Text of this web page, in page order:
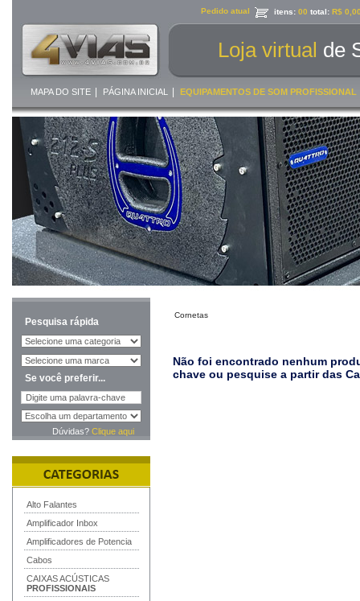
Pedido atual itens: 00 total: R$
Loja virtual de
MAPA DO SITE PÁGINA INICIAL EQUIPAMENTOS DE SOM PROFISSIONAL
Pesquisa rápida
Se você preferir...
Dúvidas? Clique aqui
Alto Falantes
Amplificador Inbox
Amplificadores de Potencia
Cabos
CAIXAS ACÚSTICAS
PROFISSIONAIS
Cornetas
Não foi encontrado nenhum
chave ou pesquise a partir das